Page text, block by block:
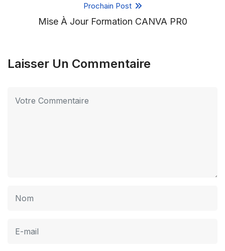
Prochain Post
Mise À Jour Formation CANVA PR0
Laisser Un Commentaire